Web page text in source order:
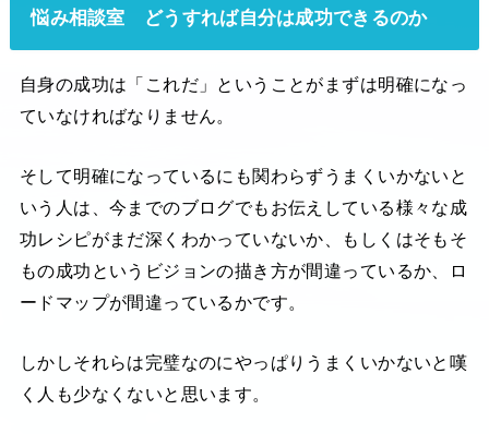
悩み相談室 どうすれば自分は成功できるのか
自身の成功は「これだ」ということがまずは明確になっ
ていなければなりません。
そして明確になっているにも関わらずうまくいかないと
いう人は、今までのブログでもお伝えしている様々な成
功レシピがまだ深くわかっていないか、もしくはそもそ
もの成功というビジョンの描き方が間違っているか、ロ
ードマップが間違っているかです。
しかしそれらは完璧なのにやっぱりうまくいかないと嘆
く人も少なくないと思います。